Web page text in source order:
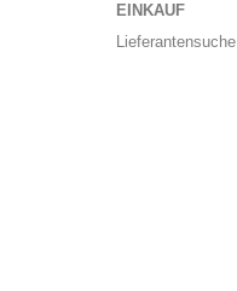
EINKAUF
Lieferantensuche